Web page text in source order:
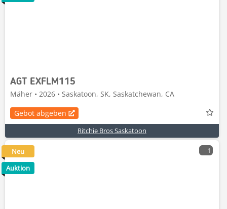
AGT EXFLM115
Mäher • 2026 • Saskatoon, SK, Saskatchewan, CA
Gebot abgeben
Ritchie Bros Saskatoon
1
Neu
Auktion